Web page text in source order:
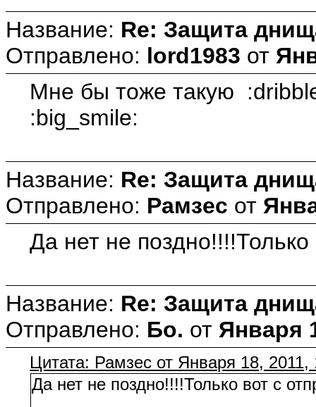
Название: Re: Защита
Отправлено: lord1983 от
Мне бы тоже такую
:big_smile:
Название: Re: Защита
Отправлено: Рамзес от
Да нет не
Название: Re: Защита
Отправлено: Бо. от Января
Цитата: Рамзес от Января 18, 2011,
Да нет не поздно!!!!Только вот с